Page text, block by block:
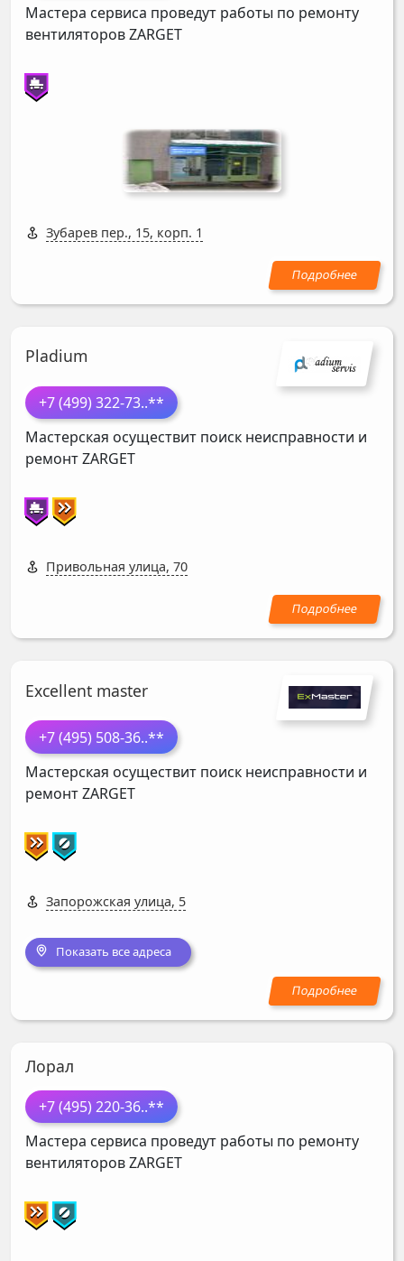
Мастера сервиса проведут работы по ремонту
вентиляторовZARGET
Зубарев пер., 15, корп. 1
Pladium
+7 (499) 322-73..**
Мастерская осуществит поиск неисправности и
ремонтZARGET
Привольная улица, 70
Excellent master
+7 (495) 508-36..**
Мастерская осуществит поиск неисправности и
ремонтZARGET
Запорожская улица, 5
Показать все адреса
Лорал
+7 (495) 220-36..**
Мастера сервиса проведут работы по ремонту
вентиляторовZARGET